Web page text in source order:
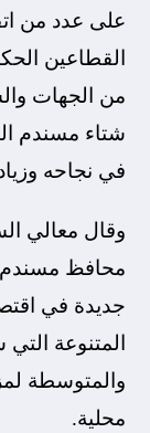
على عدد من
القطاعين
من الجهات
شتاء مسندم
في نجاحه
وقال معالي
محافظ
جديدة في
المتنوعة
والمتوسطة
محلية.